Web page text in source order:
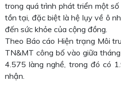
trong quá trình phát triển một
tồn tại, đặc biệt là hệ lụy về ô
đến sức khỏe của cộng đồng.
Theo Báo cáo Hiện trạng Môi
TN&MT công bố vào giữa
4.575 làng nghề, trong đó có
nhận.